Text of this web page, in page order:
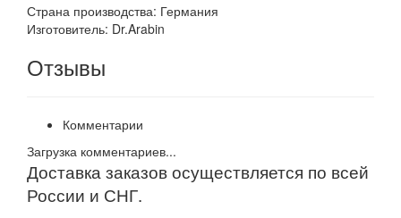
Страна производства: Германия
Изготовитель: Dr.Arabin
Отзывы
Комментарии
Загрузка комментариев...
Доставка заказов осуществляется по всей
России и СНГ.